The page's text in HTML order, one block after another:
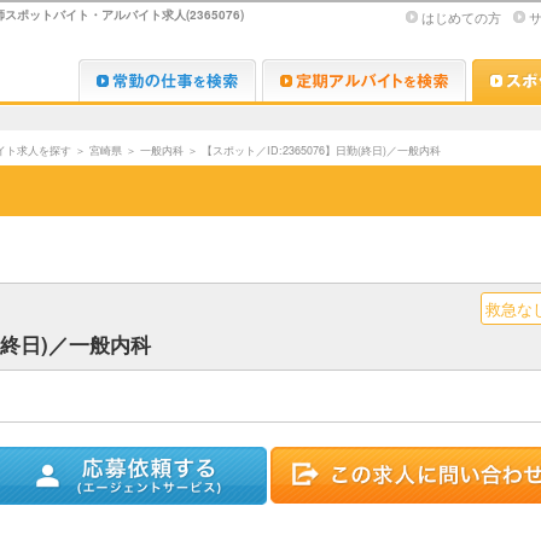
ポットバイト・アルバイト求人(2365076) はじめての方
Dr.転職なび Dr.アルな
ト求人を探す ＞ 宮崎県 ＞ 一般内科 ＞ 【スポット／ID:2365076】日勤(終日)／一般内科
救急な
日)／一般内科
トに追加